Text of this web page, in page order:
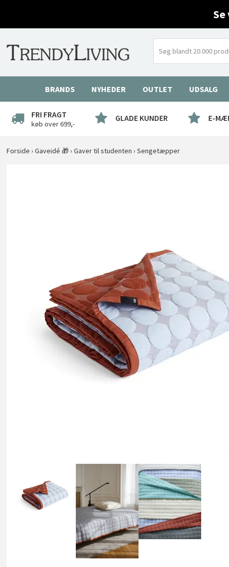
BRANDS NYHEDER OUTLET UDSALG
FRI FRAGT
køb over 699,-
GLADE KUNDER E-
Forside ›Gaveidé 🎁›Gaver til studenten ›Sengetæpper